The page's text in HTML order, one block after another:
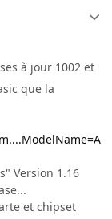
à jour 1002 et
que la
Version 1.16
et chipset